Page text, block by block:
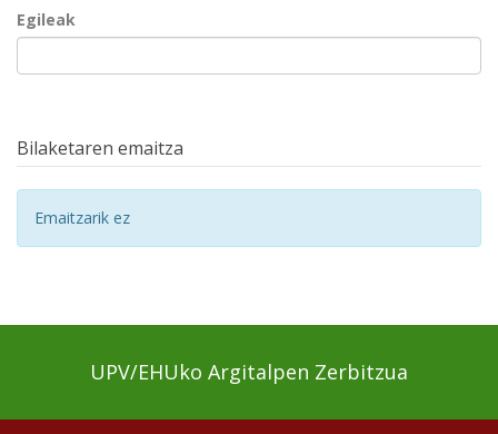
Egileak
Bilaketaren emaitza
Emaitzarik ez
UPV/EHUko Argitalpen Zerbitzua